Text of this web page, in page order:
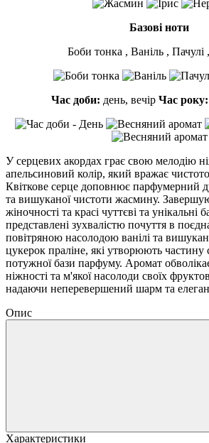
Базові ноти
Боби тонка , Ваніль , Пачулі
Час доби: день, вечір Час року:
У серцевих акордах грає свою мелодію
апельсиновий колір, який вражає
Квіткове серце доповнює парфумерний
та вишуканої чистоти жасмину.
жіночності та красі чуттєві та унікальні
представлені зухвалістю почуття в
повітряною насолодою ванілі та
цукерок праліне, які утворюють частину
потужної бази парфуму. Аромат
ніжності та м'якої насолоди своїх
надаючи неперевершений шарм та
Опис
Характеристики